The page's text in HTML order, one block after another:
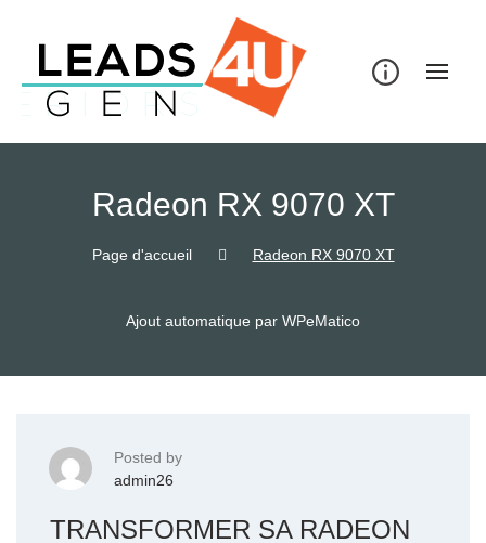
Radeon RX 9070 XT
Page d'accueil Radeon RX 9070 XT
Ajout automatique par WPeMatico
Posted by
admin26
TRANSFORMER SA RADEON